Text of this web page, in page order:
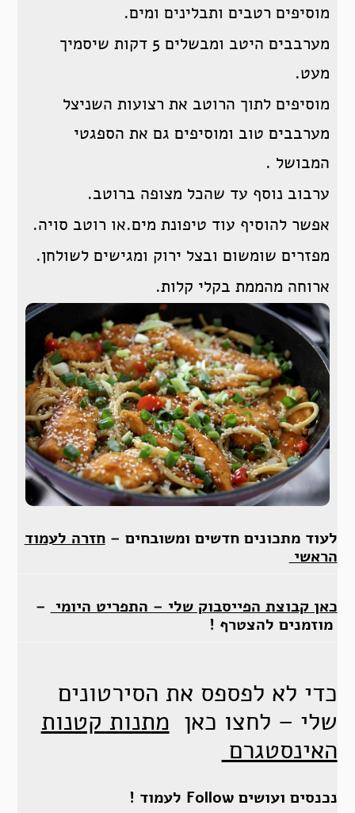
מוסיפים רטבים ותבלינים ומים.
מערבבים היטב ומבשלים 5 דקות שיסמיך
מעט.
מוסיפים לתוך הרוטב את רצועות השניצל
מערבבים טוב ומוסיפים גם את הספגטי
המבושל .
ערבוב נוסף עד שהכל מצופה ברוטב.
אפשר להוסיף עוד טיפונת מים.או רוטב סויה.
מפזרים שומשום ובצל ירוק ומגישים לשולחן.
ארוחה מהממת בקלי קלות.
לעוד מתכונים חדשים ומשובחים –חזרה לעמוד
הראשי
כאן קבוצת הפייסבוק שלי – התפריט היומי –
מוזמנים להצטרף !
כדי לא לפספס את הסירטונים
שלי – לחצו כאן מתנות קטנות
האינסטגרם
נכנסים ועושים Follow לעמוד !